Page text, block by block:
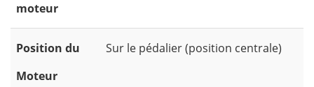
moteur
Position du
Moteur
Sur le pédalier (position centrale)